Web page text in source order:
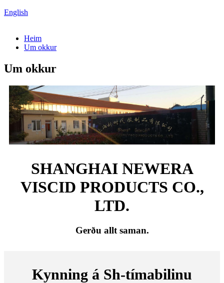
English
Heim
Um okkur
Um okkur
SHANGHAI NEWERA
VISCID PRODUCTS CO.,
LTD.
Gerðu allt saman.
Kynning á Sh-tímabilinu